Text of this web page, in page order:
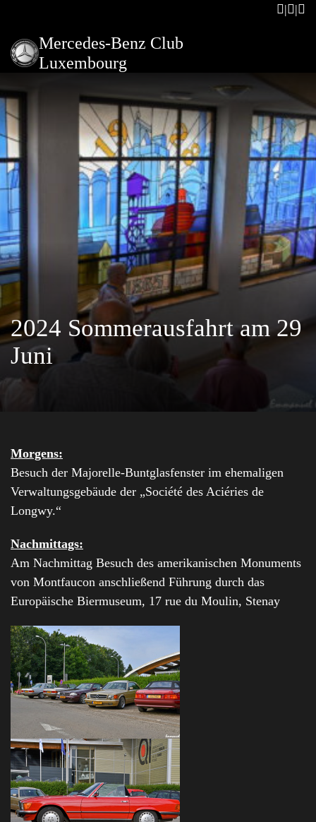
Mercedes-Benz Club
Luxembourg
2024 Sommerausfahrt am 29
Juni
Morgens:
Besuch der Majorelle-Buntglasfenster im ehemaligen
Verwaltungsgebäude der „Société des Aciéries de
Longwy.“
Nachmittags:
Am Nachmittag Besuch des amerikanischen Monuments
von Montfaucon anschließend Führung durch das
Europäische Biermuseum, 17 rue du Moulin, Stenay